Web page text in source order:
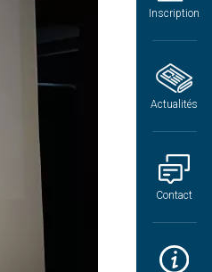
Inscription
Actualités
Contact